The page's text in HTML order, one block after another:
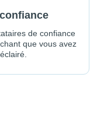
de confiance
que vous avez